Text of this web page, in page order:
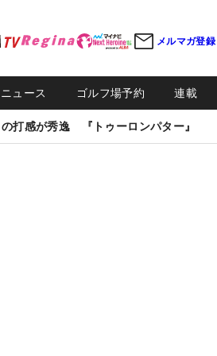
メルマガ登録
ュース ゴルフ場予約 連載
打感が秀逸 『トゥーロンパター』